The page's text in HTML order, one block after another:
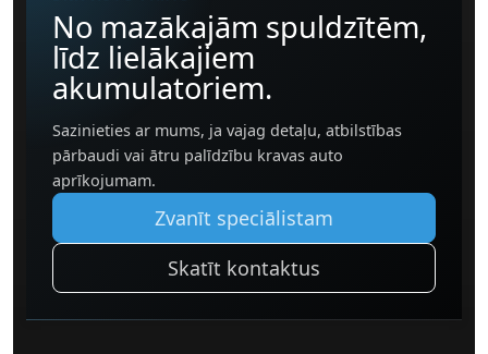
No mazākajām spuldzītēm,
līdz lielākajiem
akumulatoriem.
Sazinieties ar mums, ja vajag detaļu, atbilstības
pārbaudi vai ātru palīdzību kravas auto
aprīkojumam.
Zvanīt speciālistam
Skatīt kontaktus